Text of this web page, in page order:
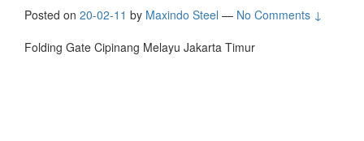
Posted on 20-02-11 by Maxindo Steel — No Comments ↓
Folding Gate Cipinang Melayu Jakarta Timur